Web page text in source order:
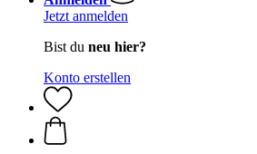
Jetzt anmelden
Bist du neu hier?
Konto erstellen